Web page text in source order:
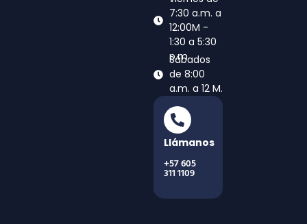
7:30 a.m. a
12:00M -
1:30 a 5:30
p.m
Sábados
de 8:00
a.m. a 12 M.
Llámanos
+57 605
311 1109